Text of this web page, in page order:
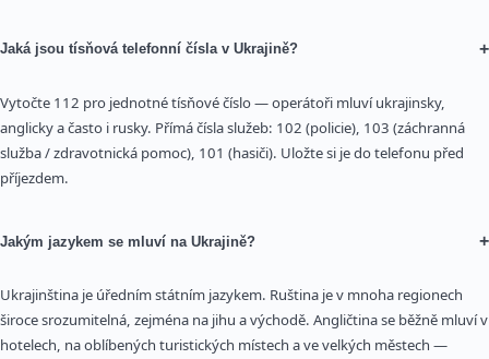
Jaká jsou tísňová telefonní čísla v Ukrajině? +
Vytočte 112 pro jednotné tísňové číslo — operátoři mluví ukrajinsky,
anglicky a často i rusky. Přímá čísla služeb: 102 (policie), 103 (záchranná
služba / zdravotnická pomoc), 101 (hasiči). Uložte si je do telefonu před
příjezdem.
Jakým jazykem se mluví na Ukrajině? +
Ukrajinština je úředním státním jazykem. Ruština je v mnoha regionech
široce srozumitelná, zejména na jihu a východě. Angličtina se běžně mluví v
hotelech, na oblíbených turistických místech a ve velkých městech —